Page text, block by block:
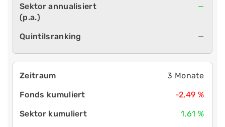
—
—
3 Monate
-2,49 %
1,61 %